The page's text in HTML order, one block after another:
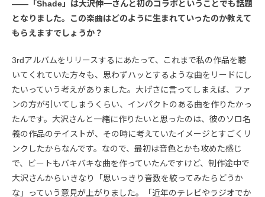
――「Shade」は大沢伸一さんと初のコラボということでも話題
となりました。この楽曲はどのように生まれていったのか教えて
もらえますでしょうか？
3rdアルバムをリリースするにあたって、これまで私の作品を聴
いてくれていた方々も、思わずハッとするような曲をリードにし
たいっていう考えがありました。大げさに言ってしまえば、ファ
ンの方が引いてしまうくらい、インパクトのある曲を作りたかっ
たんです。大沢さんと一緒に作りたいと思ったのは、彼のソロ名
義の作品のテイストが、その時に考えていたイメージとすごくリ
ンクしたからなんです。なので、最初は音色とかも攻めた感じ
で、ビートもバキバキな曲を作っていたんですけど、制作途中で
大沢さんからいきなり「思いっきり音数を絞ってみたらどうか
な」っていう意見が上がりました。「近年のテレビやラジオでか